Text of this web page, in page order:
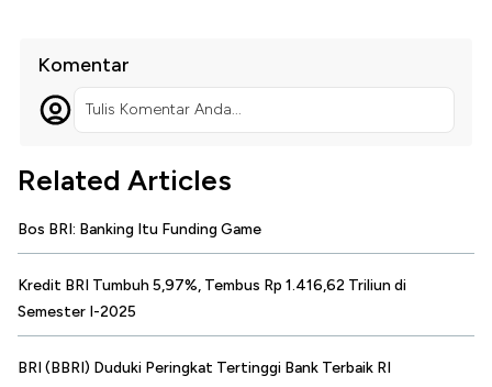
Komentar
Tulis Komentar Anda...
Related Articles
Bos BRI: Banking Itu Funding Game
Kredit BRI Tumbuh 5,97%, Tembus Rp 1.416,62 Triliun di
Semester I-2025
BRI (BBRI) Duduki Peringkat Tertinggi Bank Terbaik RI